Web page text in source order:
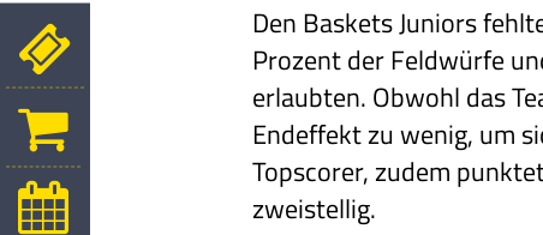
Den Baskets Juniors
Prozent der Feldwürfe
erlaubten. Obwohl das
Endeffekt zu wenig, um
Topscorer, zudem
zweistellig.